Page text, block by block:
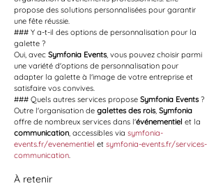
propose des solutions personnalisées pour garantir
une fête réussie.
### Y a-t-il des options de personnalisation pour la
galette ?
Oui, avec Symfonia Events, vous pouvez choisir parmi
une variété d'options de personnalisation pour
adapter la galette à l'image de votre entreprise et
satisfaire vos convives.
### Quels autres services propose Symfonia Events ?
Outre l'organisation de galettes des rois, Symfonia
offre de nombreux services dans l'événementiel et la
communication, accessibles via symfonia-
events.fr/evenementiel et symfonia-events.fr/services-
communication.
À retenir